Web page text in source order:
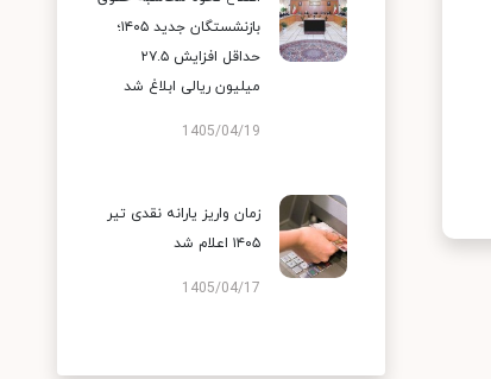
بازنشستگان جدید ۱۴۰۵؛
حداقل افزایش ۲۷.۵
میلیون ریالی ابلاغ شد
1405/04/19
زمان واریز یارانه نقدی تیر
۱۴۰۵ اعلام شد
1405/04/17